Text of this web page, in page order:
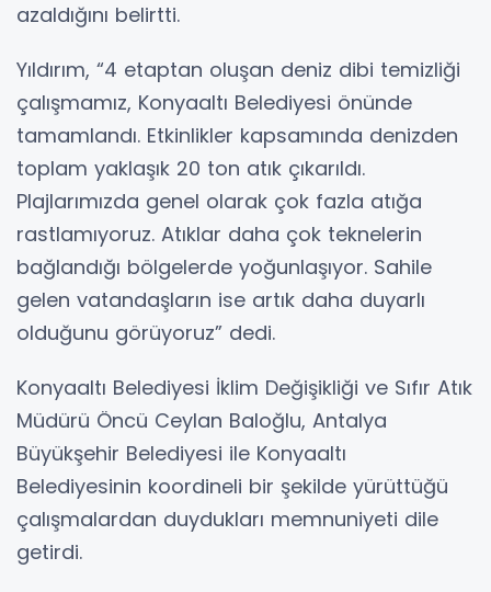
azaldığını belirtti.
Yıldırım, “4 etaptan oluşan deniz dibi temizliği
çalışmamız, Konyaaltı Belediyesi önünde
tamamlandı. Etkinlikler kapsamında denizden
toplam yaklaşık 20 ton atık çıkarıldı.
Plajlarımızda genel olarak çok fazla atığa
rastlamıyoruz. Atıklar daha çok teknelerin
bağlandığı bölgelerde yoğunlaşıyor. Sahile
gelen vatandaşların ise artık daha duyarlı
olduğunu görüyoruz” dedi.
Konyaaltı Belediyesi İklim Değişikliği ve Sıfır Atık
Müdürü Öncü Ceylan Baloğlu, Antalya
Büyükşehir Belediyesi ile Konyaaltı
Belediyesinin koordineli bir şekilde yürüttüğü
çalışmalardan duydukları memnuniyeti dile
getirdi.